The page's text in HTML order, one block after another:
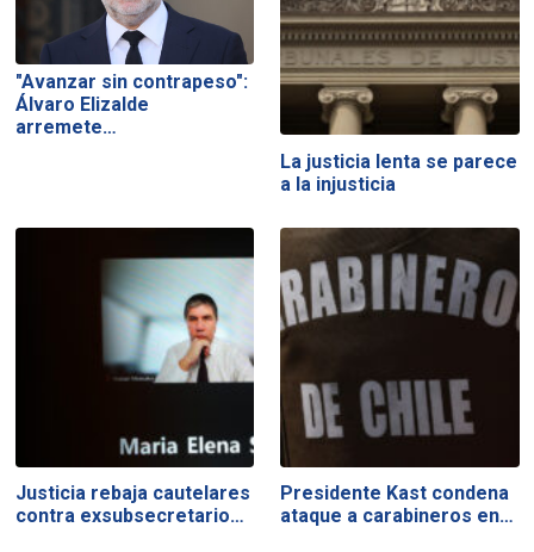
"Avanzar sin contrapeso":
Álvaro Elizalde
arremete…
La justicia lenta se parece
a la injusticia
Justicia rebaja cautelares
contra exsubsecretario…
Presidente Kast condena
ataque a carabineros en…